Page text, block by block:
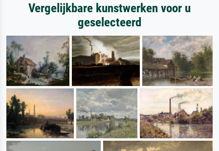
Vergelijkbare kunstwerken voor u
geselecteerd